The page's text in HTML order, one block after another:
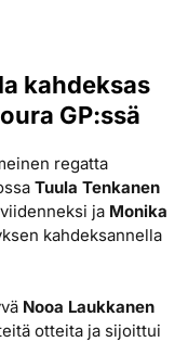
kahdeksas
GP:ssä
regatta
Tuula Tenkanen
ja Monika
kahdeksannella
Nooa Laukkanen
otteita ja sijoittui